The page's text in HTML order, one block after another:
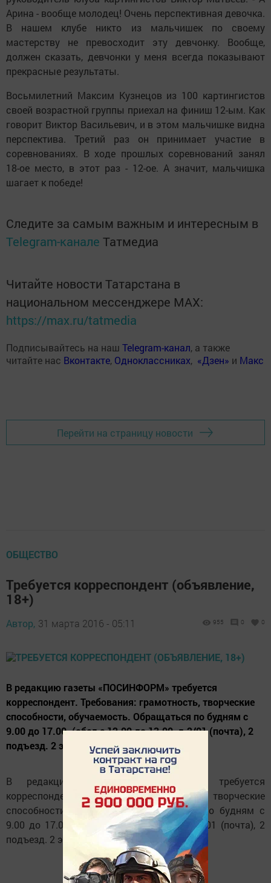
Арина - вообще молодец! Очень перспективная девочка.
В нашем клубе никто из мальчишек по своему
мастерству не превосходит эту девчонку. Вообще,
должен сказать, девчонки у меня всегда показывают
прекрасные результаты.
Восьмилетний Максим Кузнецов из 100 картингистов
своей возрастной группы приехал на финиш 12-ым. Как
говорит Виктор Васильевич, и в этом мальчишке видна
перспектива. Третий раз он принимает участие в
соревнованиях. В ходе прошлых соревнований занял
18-ое место, в этот раз - 12-ое. А значит, мальчишка
шагает к победе!
Следите за самым важным и интересным в
Telegram-канале Татмедиа
Читайте новости Татарстана в
национальном мессенджере MАХ:
https://max.ru/tatmedia
Подписывайтесь на наш Telegram-канал, а также
читайте нас Вконтакте, Одноклассниках, «Дзен» и Макс
Перейти на страницу новости
ОБЩЕСТВО
Требуется корреспондент (объявление,
18+)
Автор, 31 марта 2016 - 05:11 955 0 0
В редакцию газеты «ПОСИНФОРМ» требуется
корреспондент. Требования: грамотность, творческие
способности, обучаемость. Обращаться по будням с
9.00 до 17.00. (обед с 12.00 до 13.00, д.2/01 (почта), 2
подъезд. 2 этаж) к главному редактору.
В редакцию газеты «ПОСИНФОРМ» требуется
корреспондент. Требования: грамотность, творческие
способности, обучаемость. Обращаться по будням с
9.00 до 17.00. (обед с 12.00 до 13.00, д.2/01 (почта), 2
подъезд. 2 этаж) к главному редактору.